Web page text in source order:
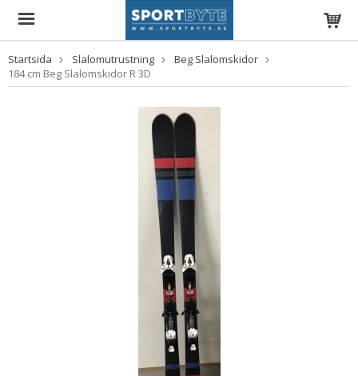
Startsida Slalomutrustning
Beg Slalomskidor
184 cm Beg Slalomskidor R 3D